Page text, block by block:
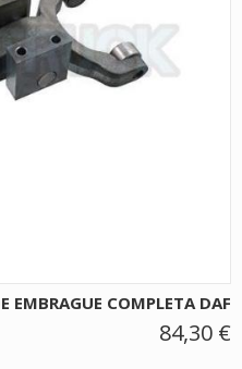
EMBRAGUE COMPLETA DAF
84,30 €